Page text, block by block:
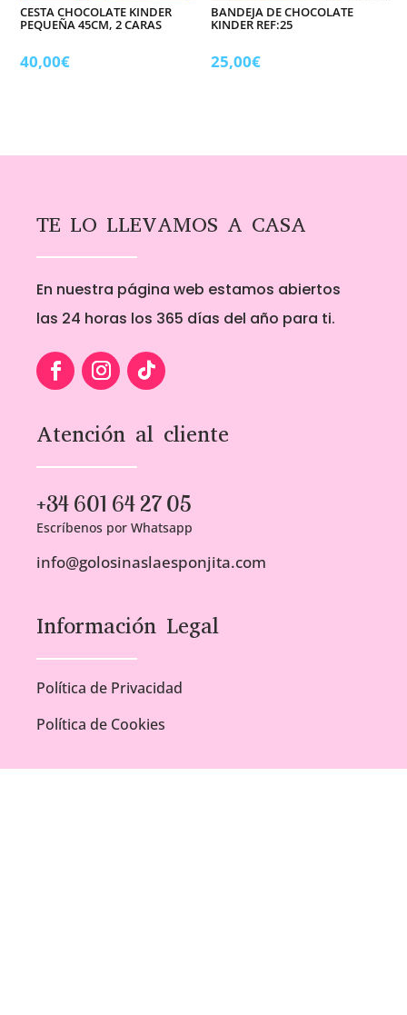
CESTA CHOCOLATE KINDER
PEQUEÑA 45CM, 2 CARAS
40,00€
BANDEJA DE CHOCOLATE
KINDER REF:25
25,00€
TE LO LLEVAMOS A CASA
En nuestra página web estamos abiertos
las 24 horas los 365 días del año para ti.
Atención al cliente
+34 601 64 27 05
Escríbenos por Whatsapp
info@golosinaslaesponjita.com
Información Legal
Política de Privacidad
Política de Cookies